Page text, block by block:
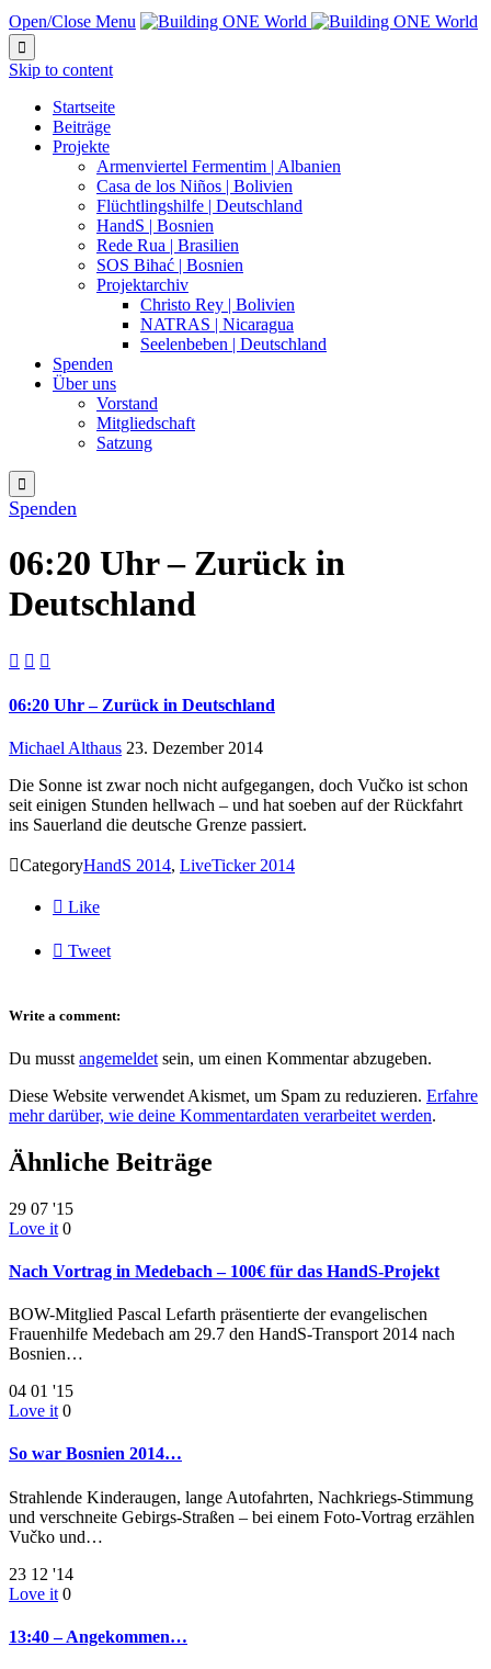
Open/Close Menu

Skip to content
Startseite
Beiträge
Projekte
Armenviertel Fermentim | Albanien
Casa de los Niños | Bolivien
Flüchtlingshilfe | Deutschland
HandS | Bosnien
Rede Rua | Brasilien
SOS Bihać | Bosnien
Projektarchiv
Christo Rey | Bolivien
NATRAS | Nicaragua
Seelenbeben | Deutschland
Spenden
Über uns
Vorstand
Mitgliedschaft
Satzung

Spenden
06:20 Uhr – Zurück in
Deutschland
  
06:20 Uhr – Zurück in Deutschland
Michael Althaus 23. Dezember 2014
Die Sonne ist zwar noch nicht aufgegangen, doch Vučko ist schon
seit einigen Stunden hellwach – und hat soeben auf der Rückfahrt
ins Sauerland die deutsche Grenze passiert.
CategoryHandS 2014, LiveTicker 2014
 Like
 Tweet
Write a comment:
Du musst angemeldet sein, um einen Kommentar abzugeben.
Diese Website verwendet Akismet, um Spam zu reduzieren. Erfahre
mehr darüber, wie deine Kommentardaten verarbeitet werden.
Ähnliche Beiträge
29 07 '15
Love it 0
Nach Vortrag in Medebach – 100€ für das HandS-Projekt
BOW-Mitglied Pascal Lefarth präsentierte der evangelischen
Frauenhilfe Medebach am 29.7 den HandS-Transport 2014 nach
Bosnien…
04 01 '15
Love it 0
So war Bosnien 2014…
Strahlende Kinderaugen, lange Autofahrten, Nachkriegs-Stimmung
und verschneite Gebirgs-Straßen – bei einem Foto-Vortrag erzählen
Vučko und…
23 12 '14
Love it 0
13:40 – Angekommen…